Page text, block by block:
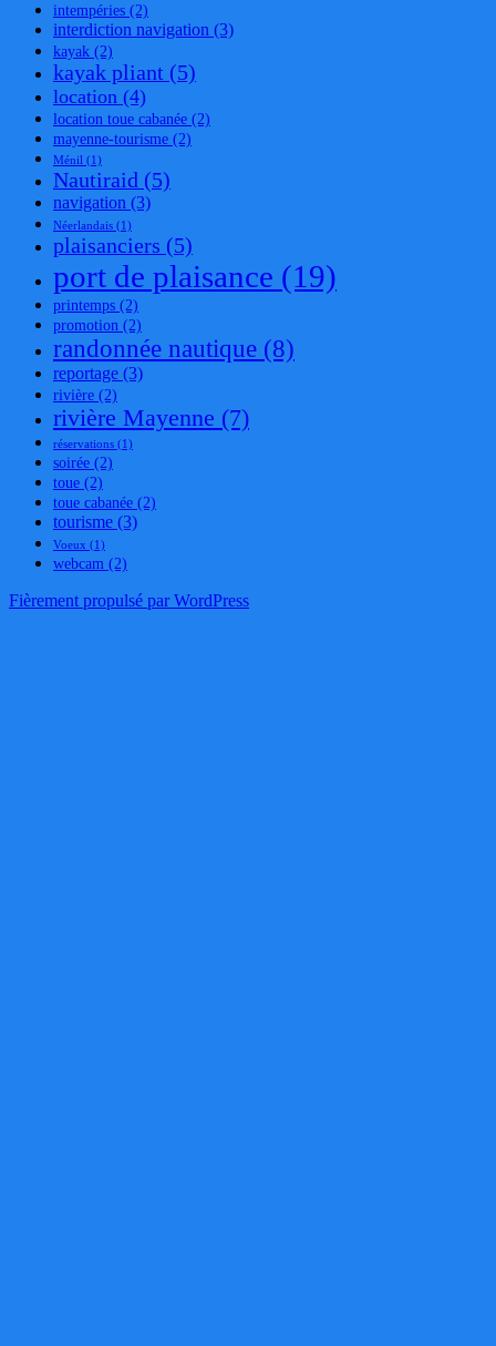
intempéries (2)
interdiction navigation (3)
kayak (2)
kayak pliant (5)
location (4)
location toue cabanée (2)
mayenne-tourisme (2)
Ménil (1)
Nautiraid (5)
navigation (3)
Néerlandais (1)
plaisanciers (5)
port de plaisance (19)
printemps (2)
promotion (2)
randonnée nautique (8)
reportage (3)
rivière (2)
rivière Mayenne (7)
réservations (1)
soirée (2)
toue (2)
toue cabanée (2)
tourisme (3)
Voeux (1)
webcam (2)
Fièrement propulsé par WordPress